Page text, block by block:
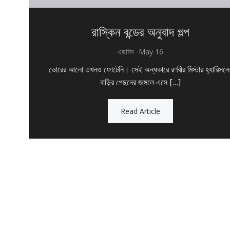
রাস্কিন বন্ডের অনুবাদ গল্প
এডমিন -May 16
ভোরের আলো তখনও ফোটেনি। সেই অন্ধকারে রণবীর মিস্টার
বাড়ির পেছনের জঙ্গলে এসে […]
Read Article